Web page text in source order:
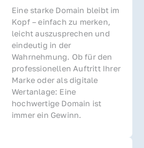
Eine starke Domain bleibt im
Kopf – einfach zu merken,
leicht auszusprechen und
eindeutig in der
Wahrnehmung. Ob für den
professionellen Auftritt Ihrer
Marke oder als digitale
Wertanlage: Eine
hochwertige Domain ist
immer ein Gewinn.